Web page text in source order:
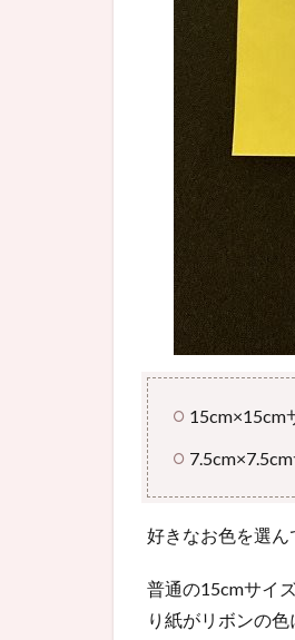
好きなお色を選ん
普通の15cmサイ
り紙がリボンの色